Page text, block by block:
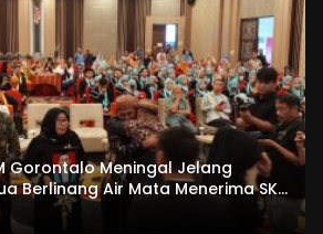
Gorontalo Meningal Jelang
Berlinang Air Mata Menerima SKL
Salempang